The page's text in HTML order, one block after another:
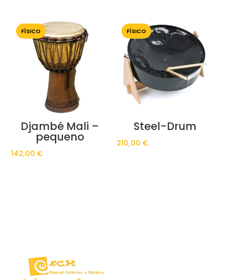
FÍSICO
Djambé Mali –
pequeno
142,00 €
FÍSICO
Steel-Drum
210,00 €